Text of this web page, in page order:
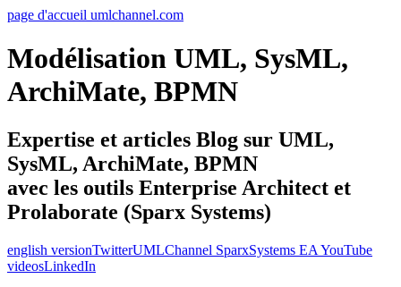
page d'accueil umlchannel.com
Modélisation UML, SysML,
ArchiMate, BPMN
Expertise et articles Blog sur UML,
SysML, ArchiMate, BPMN
avec les outils Enterprise Architect et
Prolaborate (Sparx Systems)
english versionTwitterUMLChannel SparxSystems EA YouTube
videosLinkedIn